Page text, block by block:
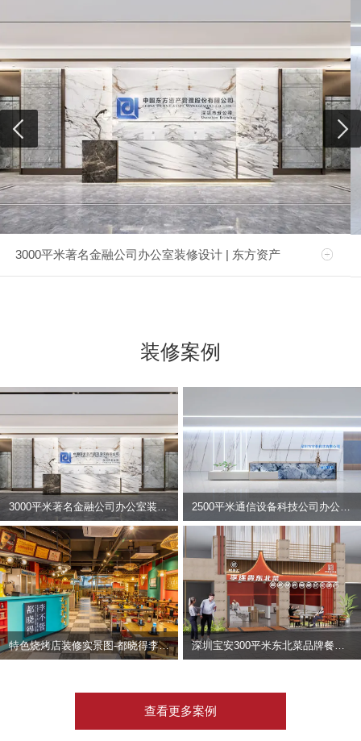
3000平米著名金融公司办公室装修设计 | 东方资产
装修案例
2500平米通信设备科技公司办公室设计 | 宇泰科技
特色烧烤店装修实景图-都晓得李不管
查看更多案例